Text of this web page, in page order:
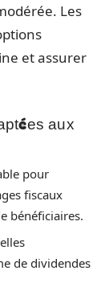
Les
et assurer
aux
pour
fiscaux
bénéficiaires.
de dividendes